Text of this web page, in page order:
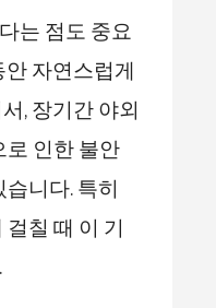
는 점도 중요
자연스럽게
, 장기간 야외
인한 불안
니다. 특히
칠 때 이 기